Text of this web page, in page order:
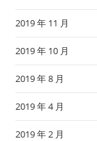
2019 年 11 月
2019 年 10 月
2019 年 8 月
2019 年 4 月
2019 年 2 月